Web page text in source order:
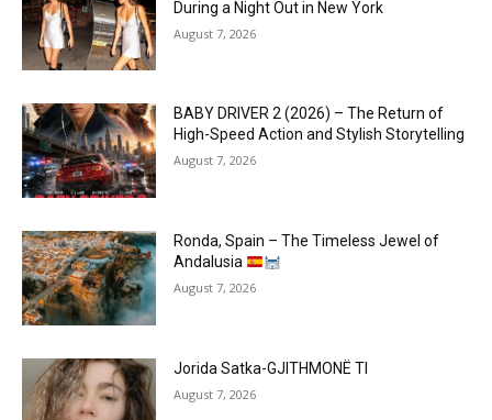
During a Night Out in New York
August 7, 2026
BABY DRIVER 2 (2026) – The Return of
High-Speed Action and Stylish Storytelling
August 7, 2026
Ronda, Spain – The Timeless Jewel of
Andalusia
August 7, 2026
Jorida Satka-GJITHMONË TI
August 7, 2026